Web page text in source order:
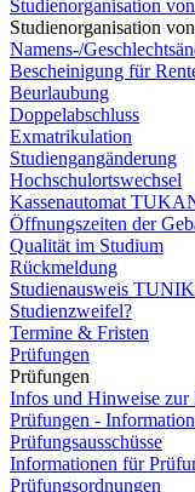
Studienorganisation
Studienorganisation
Namens-/
Bescheinigung für
Beurlaubung
Doppelabschluss
Exmatrikulation
Studiengangänderung
Hochschulortswechsel
Kassenautomat
Öffnungszeiten der
Qualität im Studium
Rückmeldung
Studienausweis
Studienzweifel?
Termine & Fristen
Prüfungen
Prüfungen
Infos und Hinweise zur
Prüfungen -
Prüfungsausschüsse
Informationen für
Prüfungsordnungen